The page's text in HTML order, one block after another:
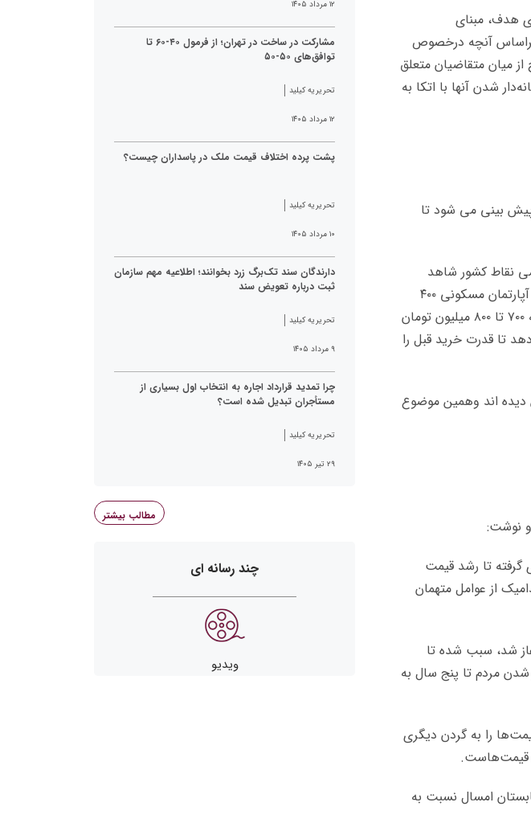
هدف، مبنای
بگیرد؛ براساس آنچه درخصوص
میان متقاضیان متعلق
شدن آنها با اتکا به
پیش بینی می شود تا
نقاط کشور شاهد
افزایش ۲۵ تا ۱۰۰ درصدی قیمت مسکن بوده ایم، گفت: در سال گذشته قیمت متوسط یک آپارتمان مسکونی ۴۰۰
میلیون تومان بود، اما هم‌اکنون با افزایش ۳۰ تا ۴۰ درصدی، متوسط قیمت یک آپارتمان به ۷۰۰ تا ۸۰۰ میلیون تومان
آورده خود را افزایش دهد تا قدرت خرید قبل را
اند وهمین موضوع
و نوشت:
گرفته تا رشد قیمت
از عوامل متهمان
شد، سبب شده تا
شدن مردم تا پنج سال به
را به گردن دیگری
قیمت‌هاست.
امسال نسبت به
۱۲ مرداد ۱۴۰۵
مشارکت در ساخت در تهران؛ از فرمول ۴۰-۶۰ تا
توافق‌های ۵۰-۵۰
تحریریه کیلید
۱۲ مرداد ۱۴۰۵
پشت پرده اختلاف قیمت ملک در پاسداران چیست؟
تحریریه کیلید
۱۰ مرداد ۱۴۰۵
دارندگان سند تک‌برگ زرد بخوانند؛ اطلاعیه مهم سازمان
ثبت درباره تعویض سند
تحریریه کیلید
۹ مرداد ۱۴۰۵
چرا تمدید قرارداد اجاره به انتخاب اول بسیاری از
مستأجران تبدیل شده است؟
تحریریه کیلید
۲۹ تیر ۱۴۰۵
مطالب بیشتر
چند رسانه ای
ویدیو